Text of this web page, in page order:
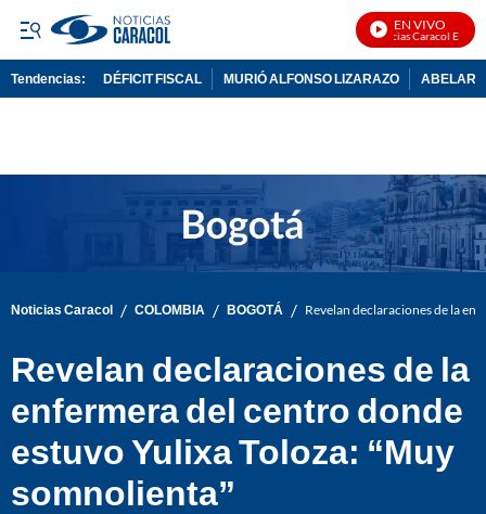
EN VIVO
Noticias Caracol En Vivo
Tendencias: DÉFICIT FISCAL MURIÓ ALFONSO LIZARAZO
Noticias Caracol / COLOMBIA / BOGOTÁ / Revelan declaraciones de la
Revelan declaraciones de la
enfermera del centro donde
estuvo Yulixa Toloza: “Muy
somnolienta”